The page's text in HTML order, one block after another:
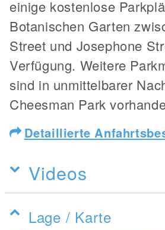
einige kostenlose
Botanischen Garten
Street und Josephone
Verfügung. Weitere
sind in unmittelbarer
Cheesman Park
Detaillierte
Videos
Lage / Karte